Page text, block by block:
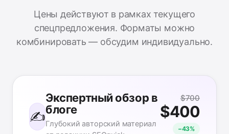
Цены действуют в рамках текущего
спецпредложения. Форматы можно
комбинировать — обсудим индивидуально.
✍️
Экспертный обзор в
блоге
Глубокий авторский материал
$700
$400
−43%